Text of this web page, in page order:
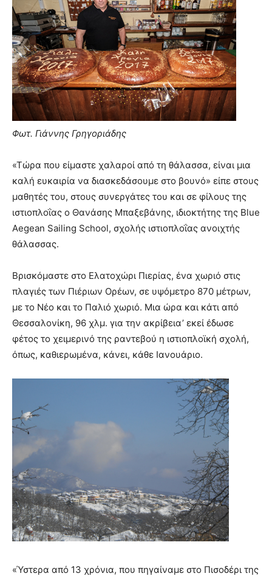
Φωτ. Γιάννης Γρηγοριάδης
«Τώρα που είμαστε χαλαροί από τη θάλασσα, είναι μια
καλή ευκαιρία να διασκεδάσουμε στο βουνό» είπε στους
μαθητές του, στους συνεργάτες του και σε φίλους της
ιστιοπλοΐας ο Θανάσης Μπαξεβάνης, ιδιοκτήτης της Blue
Aegean Sailing School, σχολής ιστιοπλοΐας ανοιχτής
θάλασσας.
Βρισκόμαστε στο Ελατοχώρι Πιερίας, ένα χωριό στις
πλαγιές των Πιέριων Ορέων, σε υψόμετρο 870 μέτρων,
με το Νέο και το Παλιό χωριό. Μια ώρα και κάτι από
Θεσσαλονίκη, 96 χλμ. για την ακρίβεια’ εκεί έδωσε
φέτος το χειμερινό της ραντεβού η ιστιοπλοϊκή σχολή,
όπως, καθιερωμένα, κάνει, κάθε Ιανουάριο.
«Ύστερα από 13 χρόνια, που πηγαίναμε στο Πισοδέρι της